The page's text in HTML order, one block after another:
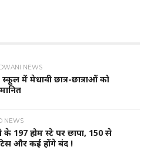
NEWS
स्कूल में मेधावी छात्र-छात्राओं को
NEWS
के 197 होम स्टे पर छापा, 150 से
और कई होंगे बंद !